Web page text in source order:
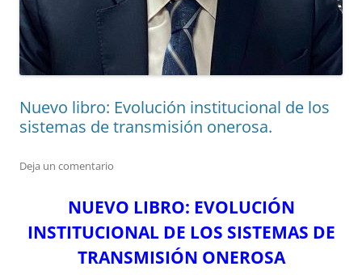
Nuevo libro: Evolución institucional de los
sistemas de transmisión onerosa.
Deja un comentario
NUEVO LIBRO: EVOLUCIÓN
INSTITUCIONAL DE LOS SISTEMAS DE
TRANSMISIÓN ONEROSA